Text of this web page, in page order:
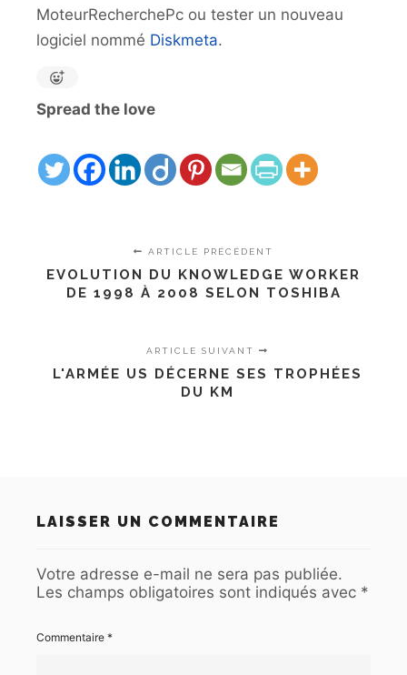
MoteurRecherchePc ou tester un nouveau
logiciel nommé Diskmeta.
Spread the love
ARTICLE PRÉCÉDENT
EVOLUTION DU KNOWLEDGE WORKER
DE 1998 À 2008 SELON TOSHIBA
ARTICLE SUIVANT
L'ARMÉE US DÉCERNE SES TROPHÉES
DU KM
LAISSER UN COMMENTAIRE
Votre adresse e-mail ne sera pas publiée.
Les champs obligatoires sont indiqués avec *
Commentaire *